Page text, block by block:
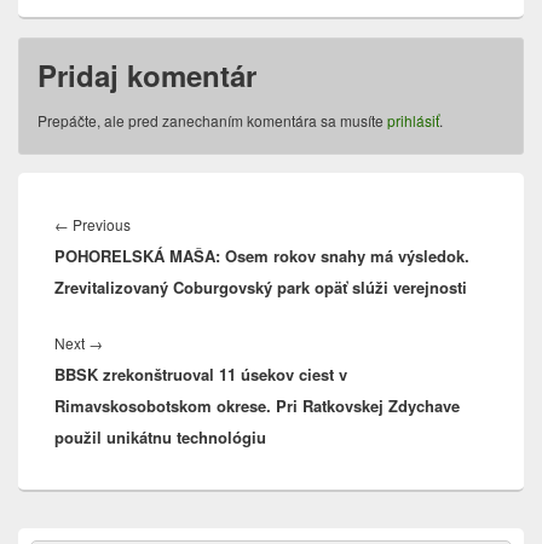
Pridaj komentár
Prepáčte, ale pred zanechaním komentára sa musíte prihlásiť.
v
článku
← PreviousPrevious
post:
POHORELSKÁ MAŠA: Osem rokov snahy má výsledok.
Zrevitalizovaný Coburgovský park opäť slúži verejnosti
Next →
post:
BBSK zrekonštruoval 11 úsekov ciest v
Rimavskosobotskom okrese. Pri Ratkovskej Zdychave
použil unikátnu technológiu
Primary